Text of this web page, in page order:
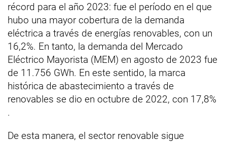
récord para el año 2023: fue el período en el que
hubo una mayor cobertura de la demanda
eléctrica a través de energías renovables, con un
16,2%. En tanto, la demanda del Mercado
Eléctrico Mayorista (MEM) en agosto de 2023 fue
de 11.756 GWh. En este sentido, la marca
histórica de abastecimiento a través de
renovables se dio en octubre de 2022, con 17,8%
.
De esta manera, el sector renovable sigue